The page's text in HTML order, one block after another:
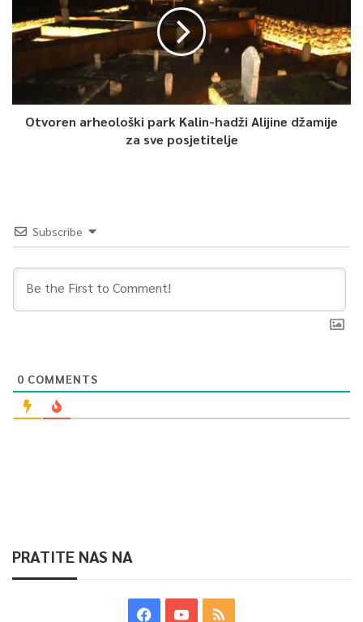
Otvoren arheološki park Kalin-hadži Alijine džamije
za sve posjetitelje
Subscribe
0 COMMENTS
PRATITE NAS NA